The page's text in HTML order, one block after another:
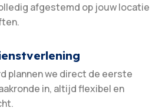
afgestemd op jouw locatie
plannen we direct de eerste
in, altijd flexibel en